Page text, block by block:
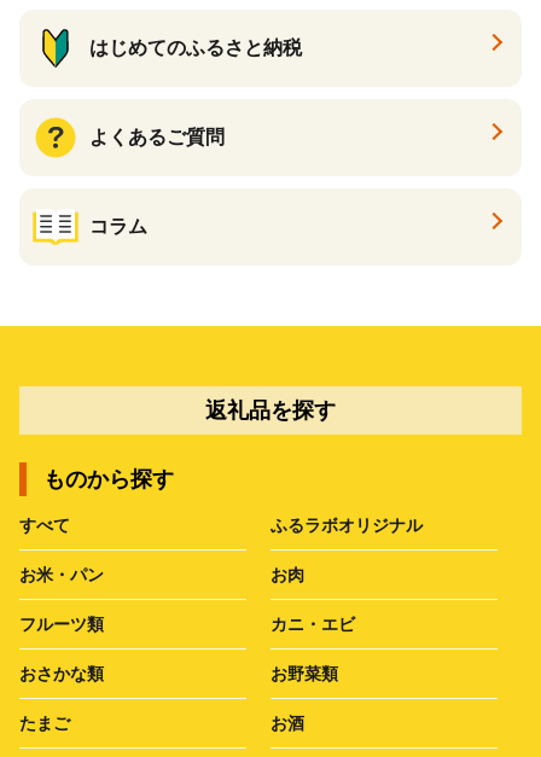
はじめてのふるさと納税
よくあるご質問
コラム
返礼品を探す
ものから探す
すべて ふるラボオリジナル
お米・パン お肉
フルーツ類 カニ・エビ
おさかな類 お野菜類
たまご お酒